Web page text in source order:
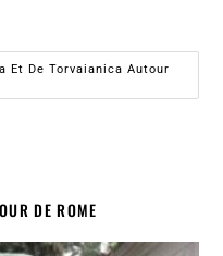
Et De Torvaianica Autour
DE ROME